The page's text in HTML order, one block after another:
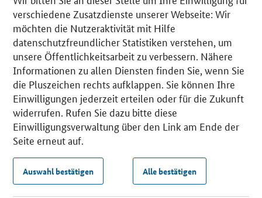
verschiedene Zusatzdienste unserer Webseite: Wir
möchten die Nutzeraktivität mit Hilfe
datenschutzfreundlicher Statistiken verstehen, um
unsere Öffentlichkeitsarbeit zu verbessern. Nähere
Informationen zu allen Diensten finden Sie, wenn Sie
die Pluszeichen rechts aufklappen. Sie können Ihre
Einwilligungen jederzeit erteilen oder für die Zukunft
widerrufen. Rufen Sie dazu bitte diese
Einwilligungsverwaltung über den Link am Ende der
Seite erneut auf.
Auswahl bestätigen Alle bestätigen